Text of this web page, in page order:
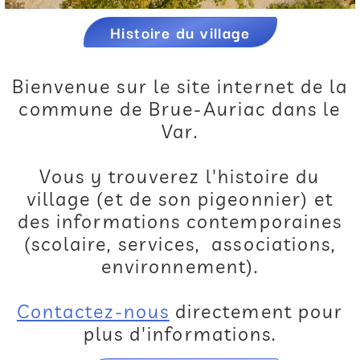
Histoire du village
Bienvenue sur le site internet de la
commune de Brue-Auriac dans le
Var.
Vous y trouverez l'histoire du
village (et de son pigeonnier) et
des informations contemporaines
(scolaire, services, associations,
environnement).
Contactez-nous directement pour
plus d'informations.